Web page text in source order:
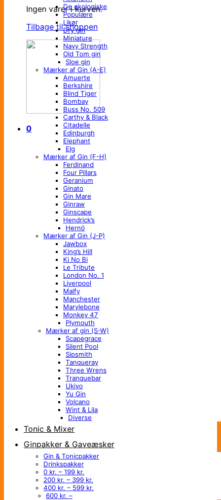
Ingen varer i kurven.
Tilbage til shoppen
0
De økologiske
Populære
Likør
Dry gin
Miniature
Navy Strength
Old Tom gin
Sloe gin
Mærker af Gin (A-E)
Amuerte
Berkshire
Blind Tiger
Bombay
Buss No. 509
Carthy & Black
Citadelle
Edinburgh
Elephant
Elg
Mærker af Gin (F-H)
Ferdinand
Four Pillars
Geranium
Ginato
Gin Mare
Ginraw
Ginscape
Hendrick’s
Hernö
Mærker af Gin (J-P)
Jawbox
King’s Hill
Ki No Bi
Le Tribute
London No. 1
Liverpool
Malfy
Manchester
Marylebone
Monkey 47
Plymouth
Mærker af gin (S-W)
Scapegrace
Silent Pool
Sipsmith
Tanqueray
Three Wrens
Tranquebar
Ukiyo
Yu Gin
Volcano
Wint & Lila
Diverse
Tonic & Mixer
Ginpakker & Gaveæsker
Gin & Tonicpakker
Drinkspakker
0 kr. – 199 kr.
200 kr. – 399 kr.
400 kr. – 599 kr.
600 kr. –